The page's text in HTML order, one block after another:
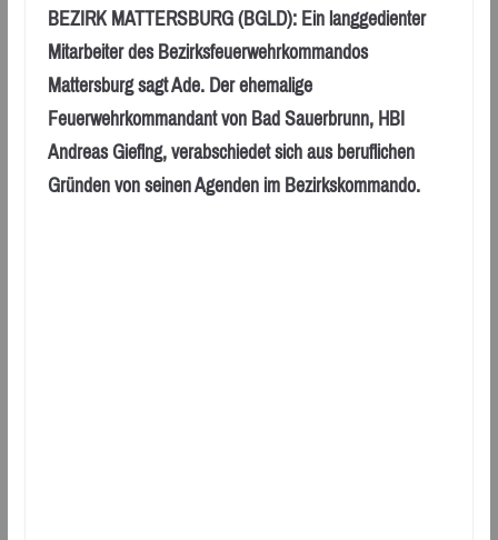
BEZIRK MATTERSBURG (BGLD): Ein langgedienter
Mitarbeiter des Bezirksfeuerwehrkommandos
Mattersburg sagt Ade. Der ehemalige
Feuerwehrkommandant von Bad Sauerbrunn, HBI
Andreas Giefing, verabschiedet sich aus beruflichen
Gründen von seinen Agenden im Bezirkskommando.